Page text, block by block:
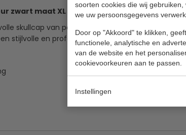
soorten cookies die wij gebruiken,
we uw persoonsgegevens
Door op "Akkoord" te klikken,
functionele, analytische en
van de website en het
cookievoorkeuren aan te passen.
Instellingen
zwart maat XL
skullcap van polyester/katoen, voorzien van een
stijlvolle en professionele uitstraling. Verkrijgbaar